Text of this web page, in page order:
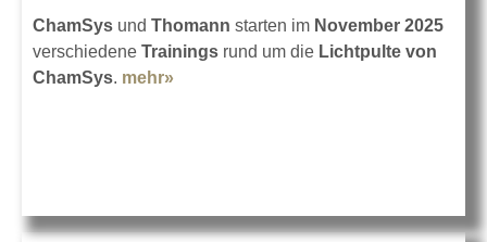
ChamSys und Thomann starten im November 2025
verschiedene Trainings rund um die Lichtpulte von
ChamSys. mehr»